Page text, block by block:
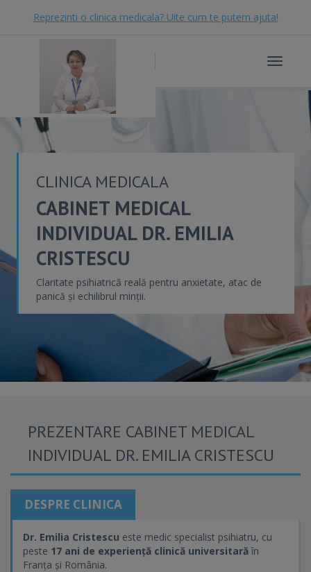
Reprezinti o clinica medicala? Uite cum te putem ajuta!
Toggle
CLINICA MEDICALA
CABINET MEDICAL
INDIVIDUAL DR. EMILIA
CRISTESCU
Claritate psihiatrică reală pentru anxietate, atac de
panică și echilibrul minții.
PREZENTARE CABINET MEDICAL
INDIVIDUAL DR. EMILIA CRISTESCU
DESPRE CLINICA
Dr. Emilia Cristescu este medic specialist psihiatru, cu
peste 17 ani de experiență clinică universitarăîn
Franța și România.